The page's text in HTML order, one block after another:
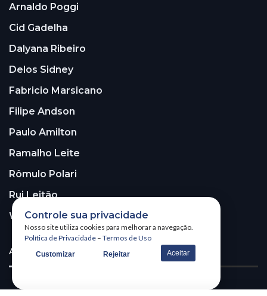
Arnaldo Poggi
Cid Gadelha
Dalyana Ribeiro
Delos Sidney
Fabricio Marsicano
Filipe Andson
Paulo Amilton
Ramalho Leite
Rômulo Polari
Rui Leitão
Walter Santos
ASSINE A NOSSA NEWSLETTER!
Controle sua privacidade
Nosso site utiliza cookies para melhorar a navegação.
Política de Privacidade – Termos de Uso
Customizar Rejeitar Aceitar